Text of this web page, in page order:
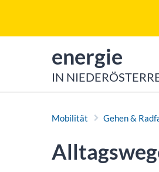
zur Startseite von
energie
IN
Mobilität Gehen &